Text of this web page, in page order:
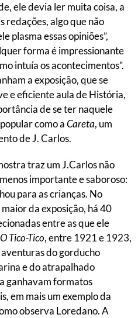
ele devia ler muita coisa, a
redações, algo que não
plasma essas opiniões”,
forma é impressionante
intuía os acontecimentos”.
a exposição, que se
e eficiente aula de História,
de se ter naquele
como aCareta, um
de J. Carlos.
traz um J.Carlos não
importante e saboroso:
para as crianças. No
da exposição, há 40
entre as que ele
O Tico-Tico, entre 1921 e 1923,
do gorducho
e do atrapalhado
ganhavam formatos
em mais um exemplo da
observa Loredano. A